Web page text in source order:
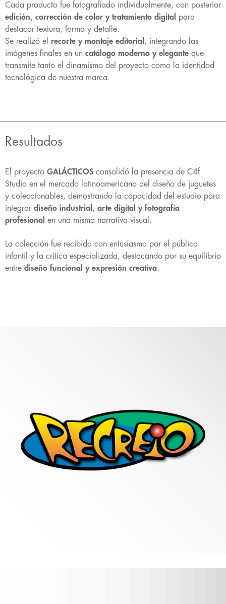
Cada producto fue fotografiado individualmente, con posterior
edición, corrección de color y tratamiento digital
para
destacar textura, forma y detalle.
Se realizó el recorte y montaje editorial , integrando las
imágenes finales en un catálogo moderno y elegante que
transmite tanto el dinamismo del proyecto como la identidad
tecnológica de nuestra marca.
Resultados
El proyecto GALÁCTICOS consolidó la presencia de C4f
Studio en el mercado latinoamericano del diseño de juguetes
y coleccionables, demostrando la capacidad del estudio para
integrar diseño industrial, arte digital y fotografía
profesional en una misma narrativa visual.
La colección fue recibida con entusiasmo por el público
infantil y la crítica especializada, destacando por su equilibrio
entre diseño funcional y expresión creativa.